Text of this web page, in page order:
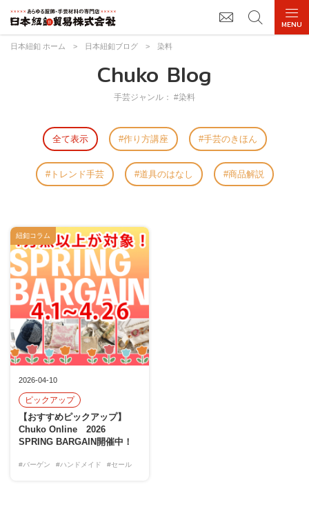
日本紐釦 ホーム > 日本紐釦ブログ > 染料
Chuko Blog
手芸ジャンル： #染料
全て表示 作り方講座 手芸のきほん
トレンド手芸 道具のはなし 商品解説
2026-04-10
ピックアップ
【おすすめピックアップ】
Chuko Online 2026
SPRING BARGAIN開催中！
#バーゲン #ハンドメイド #セール
紐釦コラム